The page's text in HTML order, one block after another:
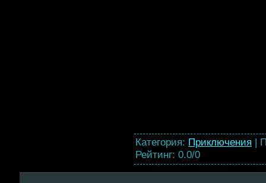
Категория: Приключения |
Рейтинг: 0.0/0